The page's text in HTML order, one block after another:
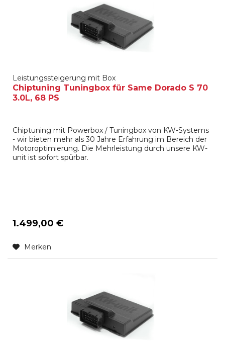
Leistungssteigerung mit Box
Chiptuning Tuningbox für Same Dorado S 70
3.0L, 68 PS
Chiptuning mit Powerbox / Tuningbox von KW-Systems
- wir bieten mehr als 30 Jahre Erfahrung im Bereich der
Motoroptimierung. Die Mehrleistung durch unsere KW-
unit ist sofort spürbar.
1.499,00 €
Merken